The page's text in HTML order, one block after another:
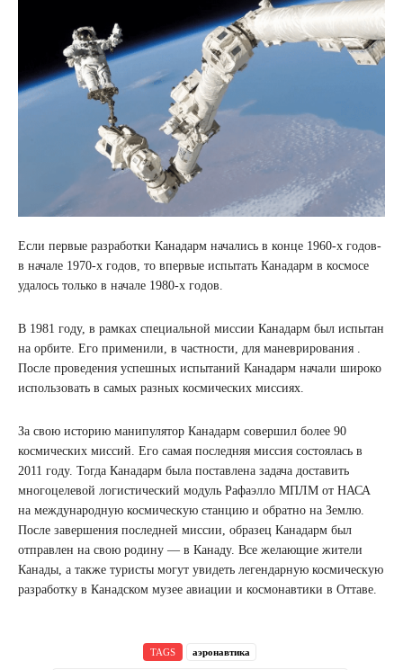
Если первые разработки Канадарм начались в конце 1960-х годов-
в начале 1970-х годов, то впервые испытать Канадарм в космосе
удалось только в начале 1980-х годов.
В 1981 году, в рамках специальной миссии Канадарм был испытан
на орбите. Его применили, в частности, для маневрирования .
После проведения успешных испытаний Канадарм начали широко
использовать в самых разных космических миссиях.
За свою историю манипулятор Канадарм совершил более 90
космических миссий. Его самая последняя миссия состоялась в
2011 году. Тогда Канадарм была поставлена задача доставить
многоцелевой логистический модуль Рафаэлло МПЛМ от НАСА
на международную космическую станцию и обратно на Землю.
После завершения последней миссии, образец Канадарм был
отправлен на свою родину — в Канаду. Все желающие жители
Канады, а также туристы могут увидеть легендарную космическую
разработку в Канадском музее авиации и космонавтики в Оттаве.
TAGS аэронавтика